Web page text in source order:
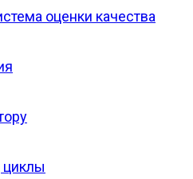
оценки качества
циклы